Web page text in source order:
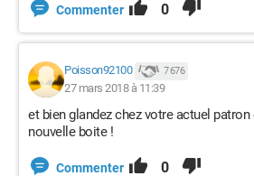
Commenter 0
Poisson92100 7 676
27 mars 2018 à 11:39
et bien glandez chez votre actuel
nouvelle boite !
Commenter 0